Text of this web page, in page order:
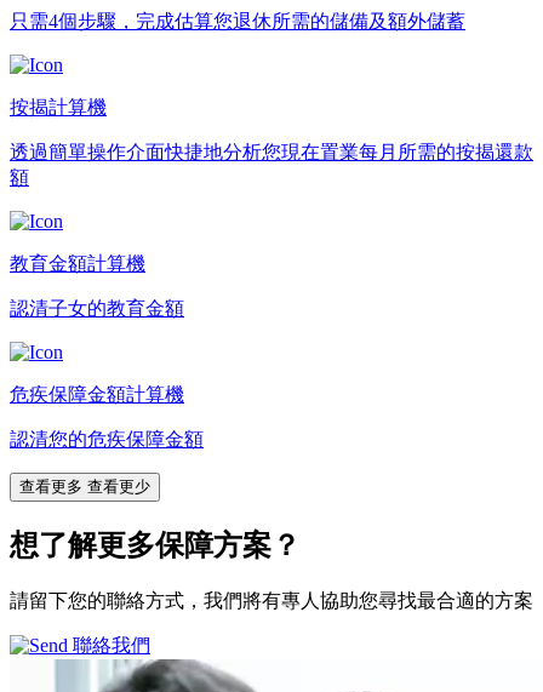
只需4個步驟，完成估算您退休所需的儲備及額外儲蓄
按揭計算機
透過簡單操作介面快捷地分析您現在置業每月所需的按揭還款
額
教育金額計算機
認清子女的教育金額
危疾保障金額計算機
認清您的危疾保障金額
查看更多 查看更少
想了解更多保障方案？
請留下您的聯絡方式，我們將有專人協助您尋找最合適的方案
聯絡我們